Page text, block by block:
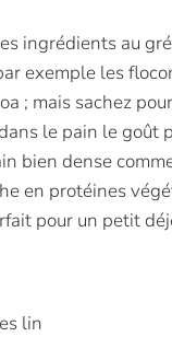
ingrédients au
exemple les
; mais sachez
le pain le goût
bien dense
en protéines
pour un petit
lin